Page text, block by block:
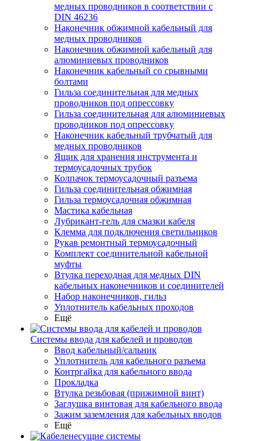
медных проводников в соответствии с
DIN 46236
Наконечник обжимной кабельный для
медных проводников
Наконечник обжимной кабельный для
алюминиевых проводников
Наконечник кабельный со срывными
болтами
Гильза соединительная для медных
проводников под опрессовку
Гильза соединительная для алюминиевых
проводников под опрессовку
Наконечник кабельный трубчатый для
медных проводников
Ящик для хранения инструмента и
термоусадочных трубок
Колпачок термоусадочный разъема
Гильза соединительная обжимная
Гильза термоусадочная обжимная
Мастика кабельная
Лубрикант-гель для смазки кабеля
Клемма для подключения светильников
Рукав ремонтный термоусадочный
Комплект соединительной кабельной
муфты
Втулка переходная для медных DIN
кабельных наконечников и соединителей
Набор наконечников, гильз
Уплотнитель кабельных проходов
Ещё
Системы ввода для кабелей и проводов
Ввод кабельный/сальник
Уплотнитель для кабельного разъема
Контргайка для кабельного ввода
Прокладка
Втулка резьбовая (прижимной винт)
Заглушка винтовая для кабельного ввода
Зажим заземления для кабельных вводов
Ещё